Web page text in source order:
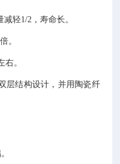
轻1/2，寿命长。
。
右。
层结构设计，并用陶瓷纤